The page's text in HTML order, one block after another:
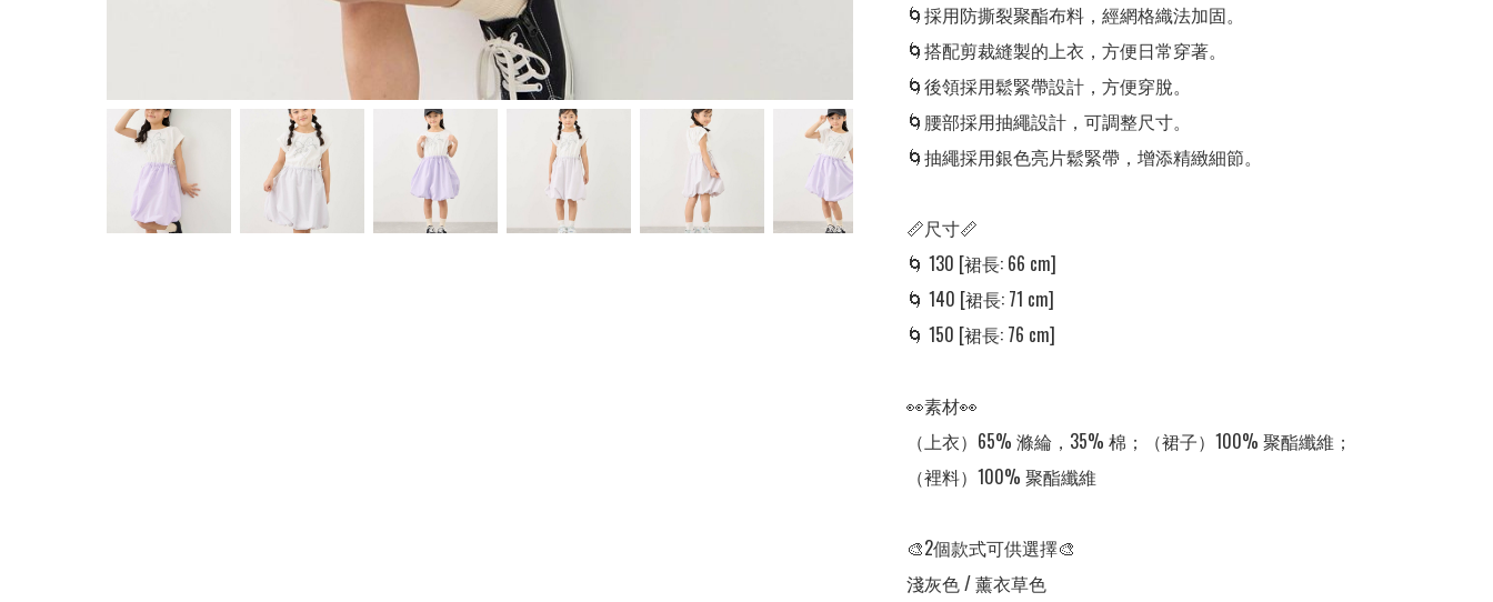
🌀採用防撕裂聚酯布料，經網格織法加固。
🌀搭配剪裁縫製的上衣，方便日常穿著。
🌀後領採用鬆緊帶設計，方便穿脫。
🌀腰部採用抽繩設計，可調整尺寸。
🌀抽繩採用銀色亮片鬆緊帶，增添精緻細節。
📏尺寸📏
🌀 130 [裙長: 66 cm]
🌀 140 [裙長: 71 cm]
🌀 150 [裙長: 76 cm]
👀素材👀
（上衣）65% 滌綸，35% 棉；（裙子）100% 聚酯纖維；
（裡料）100% 聚酯纖維
🎨2個款式可供選擇🎨
淺灰色 / 薰衣草色